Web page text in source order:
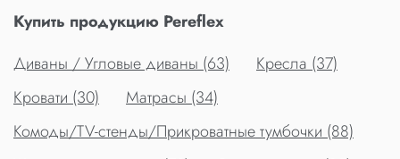
Купить продукцию Pereflex
Диваны / Угловые диваны (63)
Кресла (37)
Кровати (30)
Матрасы (34)
Комоды/TV-стенды/Прикроватные тумбочки (88)